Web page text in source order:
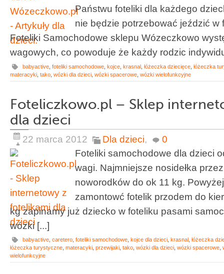
Państwu foteliki dla każdego
nie będzie potrzebować jeździć w
Foteliki Samochodowe sklepu Wózeczkowo
wagowych, co powoduje że każdy rodzic
babyactive foteliki samochodowe kojce krasnal łóżeczka dziecięce łóżeczka
materacyki tako wózki dla dzieci wózki spacerowe wózki wielofunkcyjne
Foteliczkowo.pl – Sklep
dla dzieci
22 marca 2012 Dla dzieci,
0
Foteliki samochodowe dla dzieci
wagi. Najmniejsze nosidełka
noworodków do ok 11 kg.
zamontowć fotelik przodem do
kg zapinamy już dziecko w foteliku pasami
wózki [...]
babyactive caretero foteliki samochodowe kojce dla dzieci krasnal łóżeczka
łóżeczka turystyczne materacyki przewijaki tako wózki dla dzieci wózki spacerowe
wielofunkcyjne